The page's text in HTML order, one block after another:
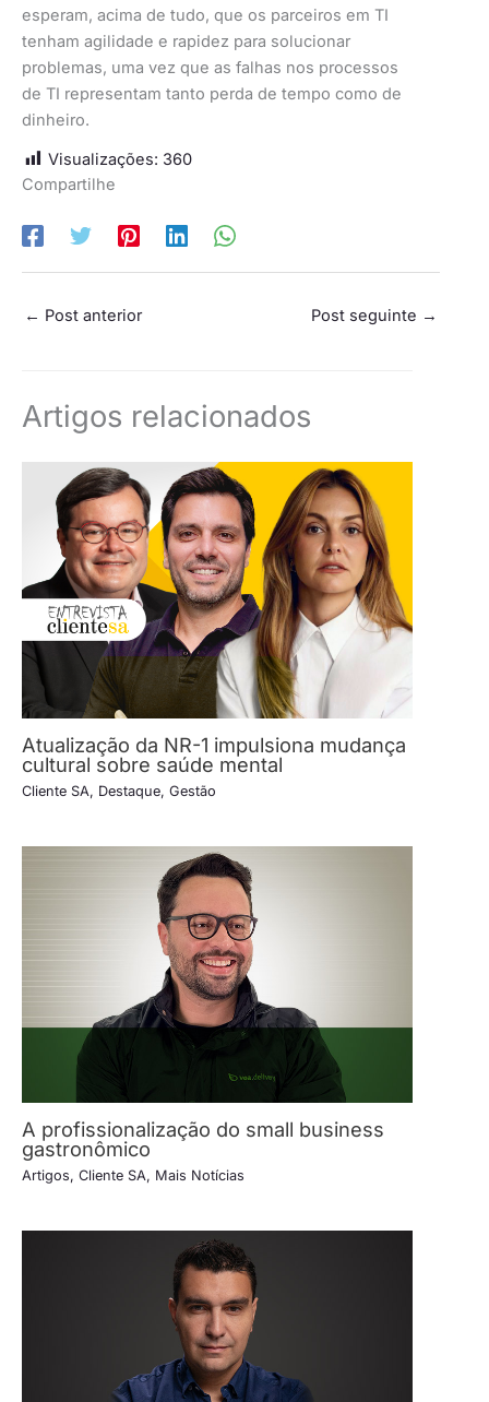
esperam, acima de tudo, que os parceiros em TI
tenham agilidade e rapidez para solucionar
problemas, uma vez que as falhas nos processos
de TI representam tanto perda de tempo como de
dinheiro.
Visualizações: 360
Compartilhe
← Post anterior Post seguinte →
Artigos relacionados
Atualização da NR-1 impulsiona mudança
cultural sobre saúde mental
Cliente SA, Destaque, Gestão
A profissionalização do small business
gastronômico
Artigos, Cliente SA, Mais Notícias